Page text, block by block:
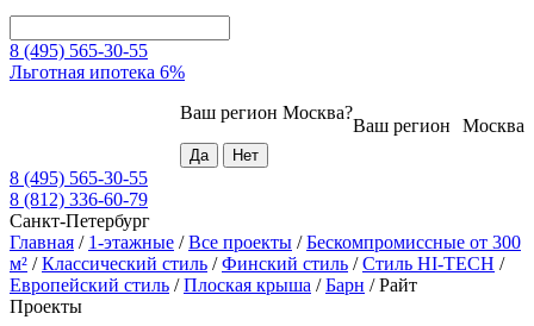
8 (495) 565-30-55
Льготная ипотека 6%
Москва
Ваш регион
Ваш регион Москва?
8 (495) 565-30-55
8 (812) 336-60-79
Санкт-Петербург
Главная / 1-этажные /Все проекты /Бескомпромиссные от 300
м² /Классический стиль /Финский стиль /Стиль HI-TECH /
Европейский стиль /Плоская крыша /Барн /Райт
Проекты